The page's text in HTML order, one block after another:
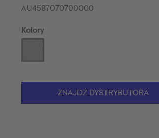
AU4587070700000
Kolory
ZNAJDŹ DYSTRYBUTORA